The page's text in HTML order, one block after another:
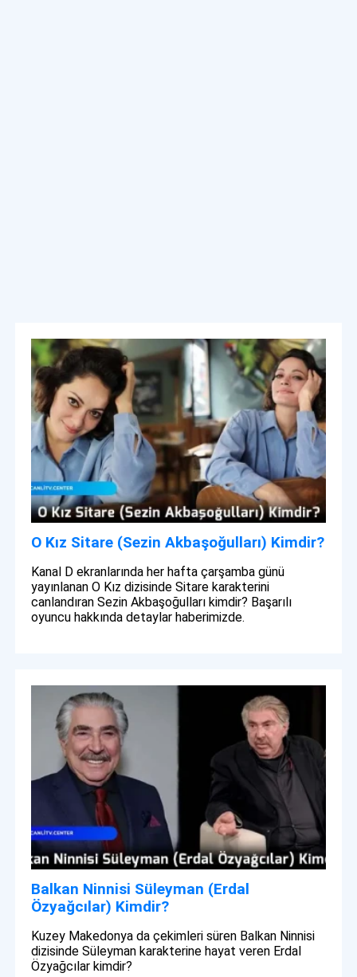
O Kız Sitare (Sezin Akbaşoğulları) Kimdir?
Kanal D ekranlarında her hafta çarşamba günü
yayınlanan O Kız dizisinde Sitare karakterini
canlandıran Sezin Akbaşoğulları kimdir? Başarılı
oyuncu hakkında detaylar haberimizde.
Balkan Ninnisi Süleyman (Erdal
Özyağcılar) Kimdir?
Kuzey Makedonya da çekimleri süren Balkan Ninnisi
dizisinde Süleyman karakterine hayat veren Erdal
Özyağcılar kimdir?